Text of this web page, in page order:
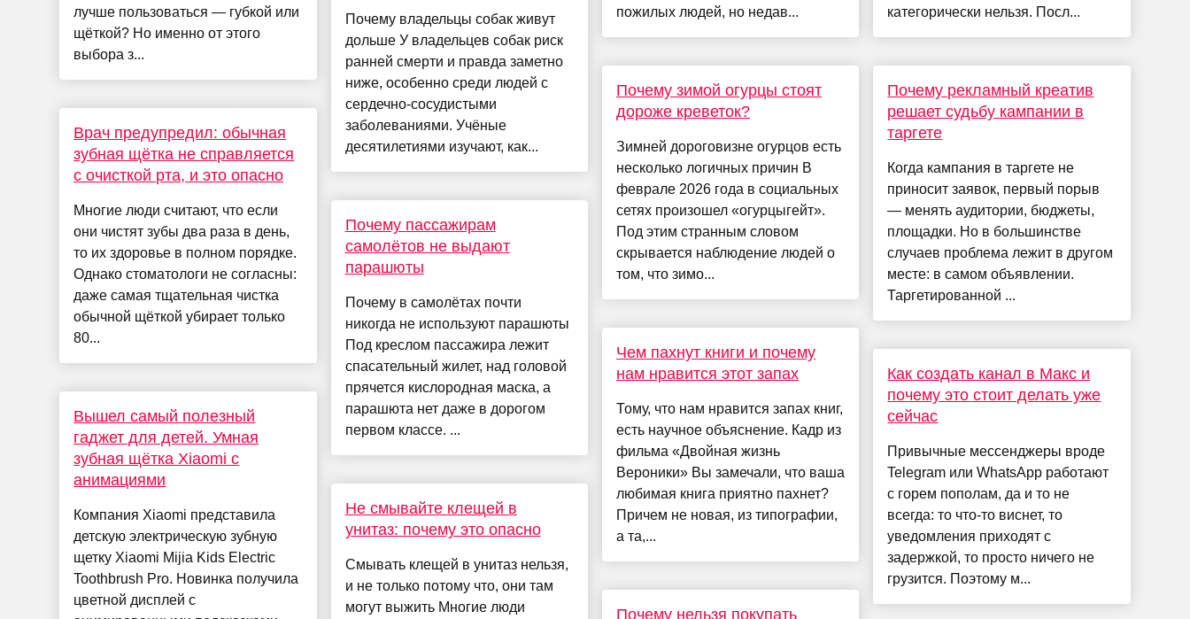
лучше пользоваться — губкой или
щёткой? Но именно от этого
выбора з...
Врач предупредил: обычная
зубная щётка не справляется
с очисткой рта, и это опасно
Многие люди считают, что если
они чистят зубы два раза в день,
то их здоровье в полном порядке.
Однако стоматологи не согласны:
даже самая тщательная чистка
обычной щёткой убирает только
80...
Вышел самый полезный
гаджет для детей. Умная
зубная щётка Xiaomi с
анимациями
Компания Xiaomi представила
детскую электрическую зубную
щетку Xiaomi Mijia Kids Electric
Toothbrush Pro. Новинка получила
цветной дисплей с
Почему владельцы собак живут
дольше У владельцев собак риск
ранней смерти и правда заметно
ниже, особенно среди людей с
сердечно-сосудистыми
заболеваниями. Учёные
десятилетиями изучают, как...
Почему пассажирам
самолётов не выдают
парашюты
Почему в самолётах почти
никогда не используют парашюты
Под креслом пассажира лежит
спасательный жилет, над головой
прячется кислородная маска, а
парашюта нет даже в дорогом
первом классе. ...
Не смывайте клещей в
унитаз: почему это опасно
Смывать клещей в унитаз нельзя,
и не только потому что, они там
могут выжить Многие люди
пожилых людей, но недав...
Почему зимой огурцы стоят
дороже креветок?
Зимней дороговизне огурцов есть
несколько логичных причин В
феврале 2026 года в социальных
сетях произошел «огурцыгейт».
Под этим странным словом
скрывается наблюдение людей о
том, что зимо...
Чем пахнут книги и почему
нам нравится этот запах
Тому, что нам нравится запах книг,
есть научное объяснение. Кадр из
фильма «Двойная жизнь
Вероники» Вы замечали, что ваша
любимая книга приятно пахнет?
Причем не новая, из типографии,
а та,...
Почему нельзя покупать
категорически нельзя. Посл...
Почему рекламный креатив
решает судьбу кампании в
таргете
Когда кампания в таргете не
приносит заявок, первый порыв
— менять аудитории, бюджеты,
площадки. Но в большинстве
случаев проблема лежит в другом
месте: в самом объявлении.
Таргетированной ...
Как создать канал в Макс и
почему это стоит делать уже
сейчас
Привычные мессенджеры вроде
Telegram или WhatsApp работают
с горем пополам, да и то не
всегда: то что-то виснет, то
уведомления приходят с
задержкой, то просто ничего не
грузится. Поэтому м...